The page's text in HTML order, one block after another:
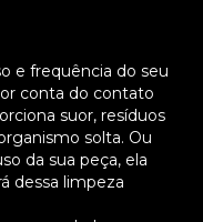
e frequência do seu
conta do contato
suor, resíduos
solta. Ou
da sua peça, ela
dessa limpeza